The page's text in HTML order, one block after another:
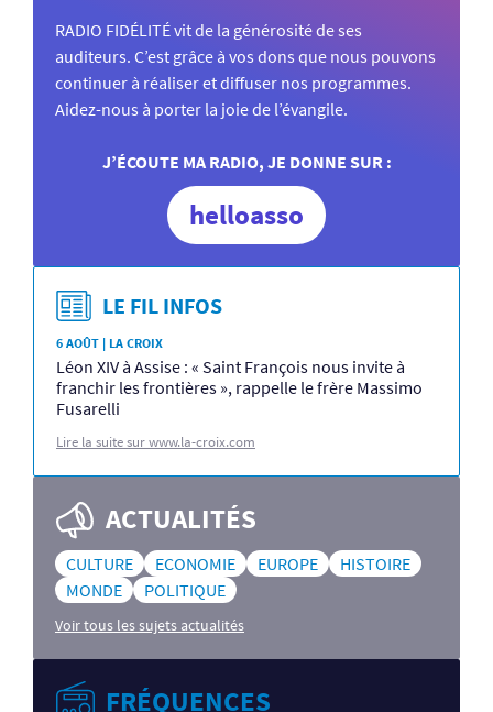
RADIO FIDÉLITÉ vit de la générosité de ses
auditeurs. C’est grâce à vos dons que nous pouvons
continuer à réaliser et diffuser nos programmes.
Aidez-nous à porter la joie de l’évangile.
J’ÉCOUTE MA RADIO, JE DONNE SUR :
helloasso
LE FIL INFOS
6 AOÛT | LA CROIX
Léon XIV à Assise : « Saint François nous invite à
franchir les frontières », rappelle le frère Massimo
Fusarelli
Lire la suite sur www.la-croix.com
ACTUALITÉS
CULTURE ECONOMIE EUROPE
HISTOIRE
MONDE
POLITIQUE
Voir tous les sujets actualités
FRÉQUENCES